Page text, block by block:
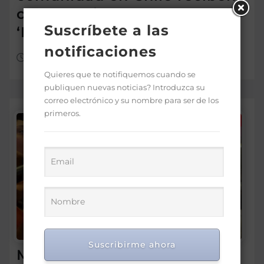
con entusiasmo a las
‘Princesas del Caribe’
Ago 6, 2026
Morrison insta a diputados a
Suscríbete a las
notificaciones
Quieres que te notifiquemos cuando se
publiquen nuevas noticias? Introduzca su
correo electrónico y su nombre para ser de los
primeros.
Suscribirme ahora